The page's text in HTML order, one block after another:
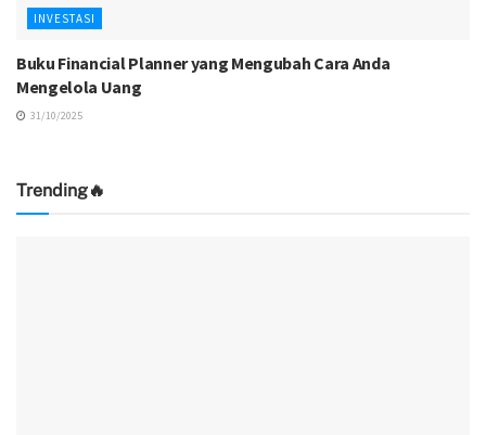
INVESTASI
Buku Financial Planner yang Mengubah Cara Anda
Mengelola Uang
31/10/2025
Trending🔥